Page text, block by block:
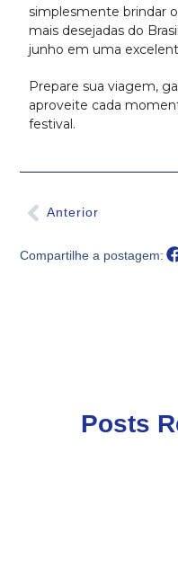
simplesmente brindar
mais desejadas do
junho em uma
Prepare sua viagem,
aproveite cada
festival.
Anterior
Compartilhe a postagem:
Posts